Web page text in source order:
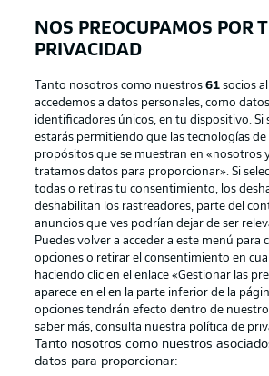
Publicidad Aviso
Gestionar las preferencias
Canales Trabajos
Jugadores
Sello Editorial
NOS PREOCUPAMOS POR
PRIVACIDAD
Tanto nosotros como nuestros61 socios
accedemos a datos personales, como
identificadores únicos, en tu dispositivo. Si
estarás permitiendo que las tecnologías
propósitos que se muestran en «nosotros
tratamos datos para proporcionar». Si
todas o retiras tu consentimiento, los
deshabilitan los rastreadores, parte del
anuncios que ves podrían dejar de ser
Puedes volver a acceder a este menú para
opciones o retirar el consentimiento en
haciendo clic en el enlace «Gestionar las
aparece en el en la parte inferior de la
opciones tendrán efecto dentro de nuestro
saber más, consulta nuestra política de
Tanto nosotros como nuestros
datos para proporcionar: